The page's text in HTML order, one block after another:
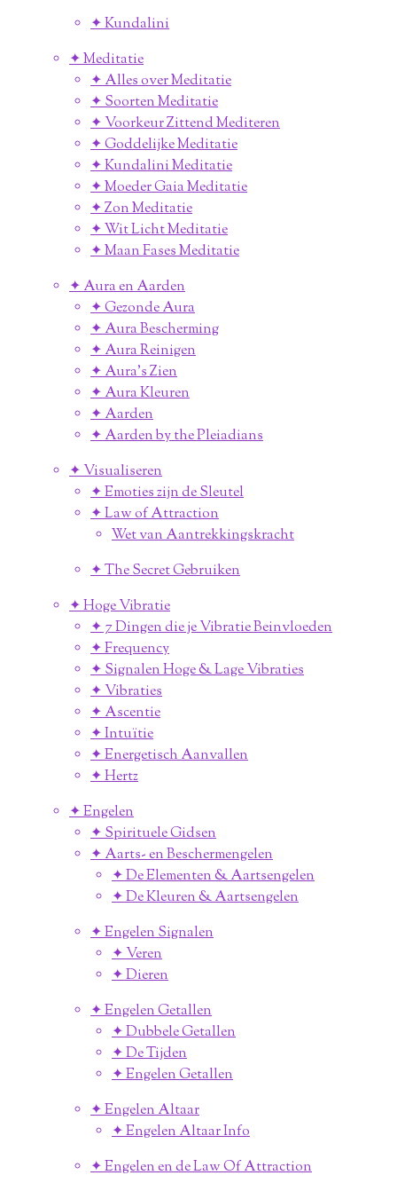
✦ Kundalini
✦ Meditatie
✦ Alles over Meditatie
✦ Soorten Meditatie
✦ Voorkeur Zittend Mediteren
✦ Goddelijke Meditatie
✦ Kundalini Meditatie
✦ Moeder Gaia Meditatie
✦ Zon Meditatie
✦ Wit Licht Meditatie
✦ Maan Fases Meditatie
✦ Aura en Aarden
✦ Gezonde Aura
✦ Aura Bescherming
✦ Aura Reinigen
✦ Aura's Zien
✦ Aura Kleuren
✦ Aarden
✦ Aarden by the Pleiadians
✦ Visualiseren
✦ Emoties zijn de Sleutel
✦ Law of Attraction
Wet van Aantrekkingskracht
✦ The Secret Gebruiken
✦ Hoge Vibratie
✦ 7 Dingen die je Vibratie Beinvloeden
✦ Frequency
✦ Signalen Hoge & Lage Vibraties
✦ Vibraties
✦ Ascentie
✦ Intuïtie
✦ Energetisch Aanvallen
✦ Hertz
✦ Engelen
✦ Spirituele Gidsen
✦ Aarts- en Beschermengelen
✦ De Elementen & Aartsengelen
✦ De Kleuren & Aartsengelen
✦ Engelen Signalen
✦ Veren
✦ Dieren
✦ Engelen Getallen
✦ Dubbele Getallen
✦ De Tijden
✦ Engelen Getallen
✦ Engelen Altaar
✦ Engelen Altaar Info
✦ Engelen en de Law Of Attraction